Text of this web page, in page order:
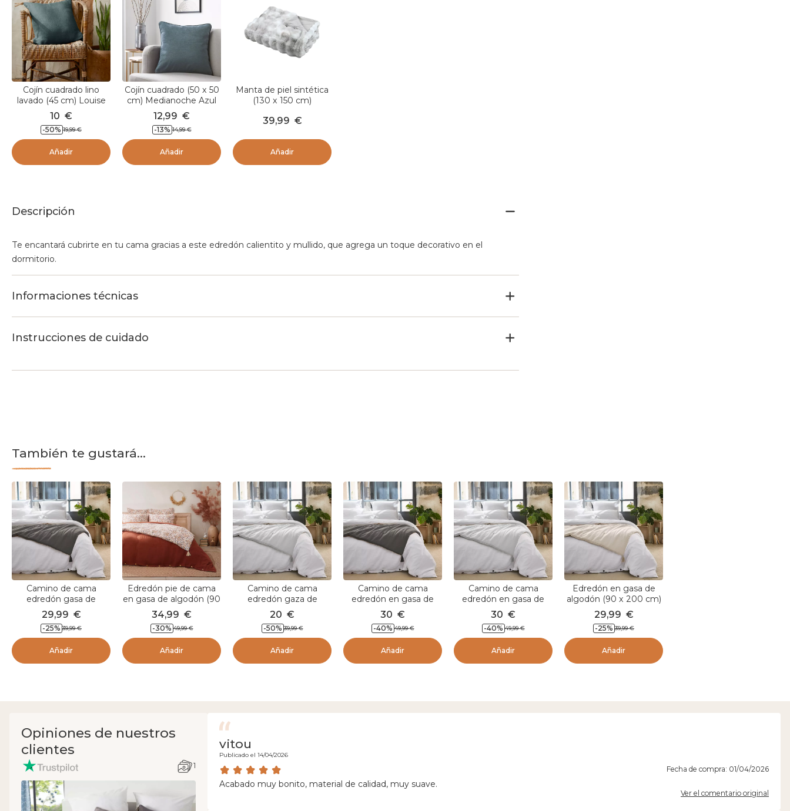
Cojín cuadrado lino
lavado (45 cm) Louise
Gris pizarra
10 €
-50% 19,99 €
Añadir
Cojín cuadrado (50 x 50
cm) Medianoche Azul
grisáceo
12,99 €
-13% 14,99 €
Añadir
Manta de piel sintética
(130 x 150 cm)
39,99 €
Añadir
Descripción
Te encantará cubrirte en tu cama gracias a este edredón calientito y mullido, que agrega un toque decorativo en el
dormitorio.
Informaciones técnicas
Instrucciones de cuidado
También te gustará...
Camino de cama
edredón gasa de
algodón (90 x 200 cm)
Gaïa Gris granito
29,99 €
-25% 39,99 €
Añadir
Edredón pie de cama
en gasa de algodón (90
x 200 cm) Constance
Beige pampa
34,99 €
-30% 49,99 €
Añadir
Camino de cama
edredón gaza de
algodón (90 x 200 cm)
Gaïa Gris nube
20 €
-50% 39,99 €
Añadir
Camino de cama
edredón en gasa de
algodón (150 x 150 cm)
Gaïa Gris granito
30 €
-40% 49,99 €
Añadir
Camino de cama
edredón en gasa de
algodón (150 x 150 cm)
Gaïa Gris nube
30 €
-40% 49,99 €
Añadir
Edredón en gasa de
algodón (90 x 200 cm)
Gaïa Beige pampa
29,99 €
-25% 39,99 €
Añadir
Opiniones de nuestros
clientes
1
vitou
Publicado el 14/04/2026
Fecha de compra: 01/04/2026
Acabado muy bonito, material de calidad, muy suave.
Ver el comentario original